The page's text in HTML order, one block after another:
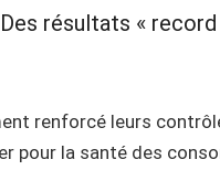
Des résultats «
renforcé leurs
pour la santé des